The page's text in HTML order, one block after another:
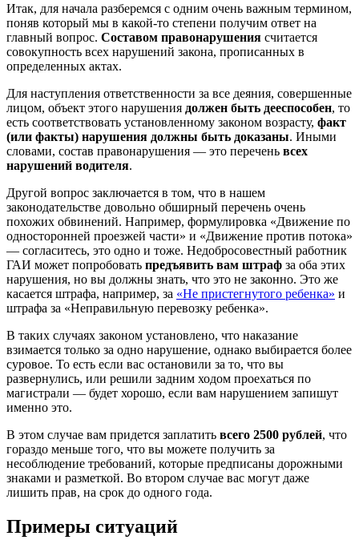
Итак, для начала разберемся с одним очень важным термином,
поняв который мы в какой-то степени получим ответ на
главный вопрос. Составом правонарушения считается
совокупность всех нарушений закона, прописанных в
определенных актах.
Для наступления ответственности за все деяния, совершенные
лицом, объект этого нарушения должен быть дееспособен, то
есть соответствовать установленному законом возрасту, факт
(или факты) нарушения должны быть доказаны. Иными
словами, состав правонарушения — это перечень всех
нарушений водителя.
Другой вопрос заключается в том, что в нашем
законодательстве довольно обширный перечень очень
похожих обвинений. Например, формулировка «Движение по
односторонней проезжей части» и «Движение против потока»
— согласитесь, это одно и тоже. Недобросовестный работник
ГАИ может попробовать предъявить вам штраф за оба этих
нарушения, но вы должны знать, что это не законно. Это же
касается штрафа, например, за «Не пристегнутого ребенка» и
штрафа за «Неправильную перевозку ребенка».
В таких случаях законом установлено, что наказание
взимается только за одно нарушение, однако выбирается более
суровое. То есть если вас остановили за то, что вы
развернулись, или решили задним ходом проехаться по
магистрали — будет хорошо, если вам нарушением запишут
именно это.
В этом случае вам придется заплатить всего 2500 рублей, что
гораздо меньше того, что вы можете получить за
несоблюдение требований, которые предписаны дорожными
знаками и разметкой. Во втором случае вас могут даже
лишить прав, на срок до одного года.
Примеры ситуаций